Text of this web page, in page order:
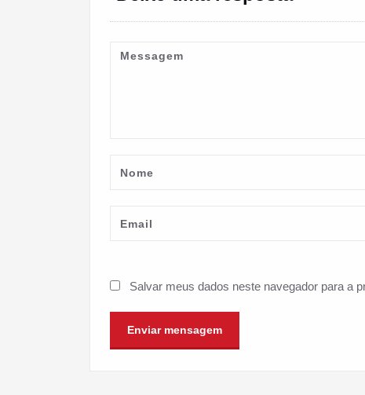
Salvar meus dados neste navegador para a